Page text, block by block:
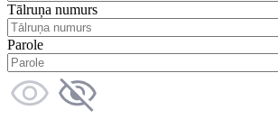
Tālruņa numurs
Parole